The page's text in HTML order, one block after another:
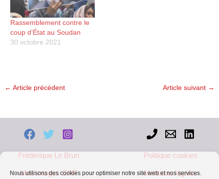
Nous utilisons des cookies pour optimiser notre site web et nos services.
Rassemblement contre le
coup d’État au Soudan
30 octobre 2021
← Article précédent Article suivant →
Frédérique Le Brun
Mes images SAIF
Politique cookies
Mentions légales